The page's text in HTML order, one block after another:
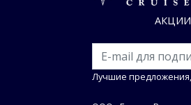
АКЦИИ
Лучшие